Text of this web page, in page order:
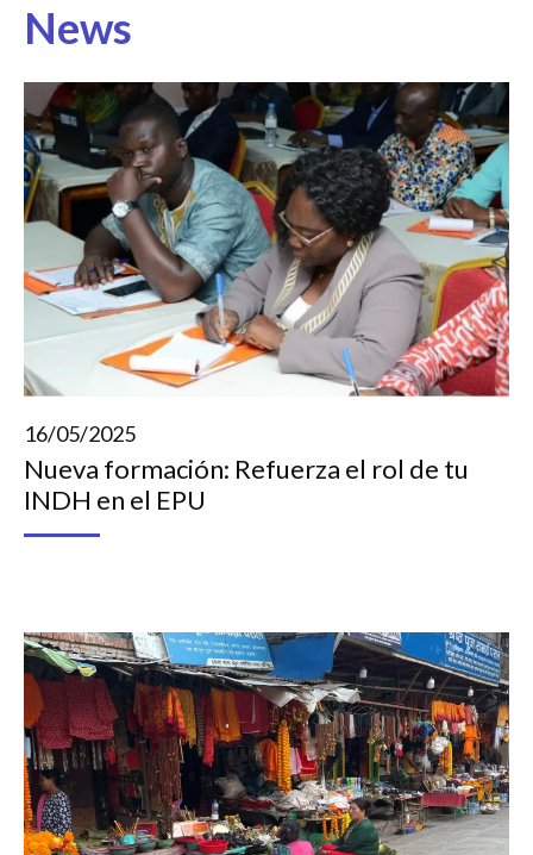
News
16/05/2025
Nueva formación: Refuerza el rol de tu
INDH en el EPU